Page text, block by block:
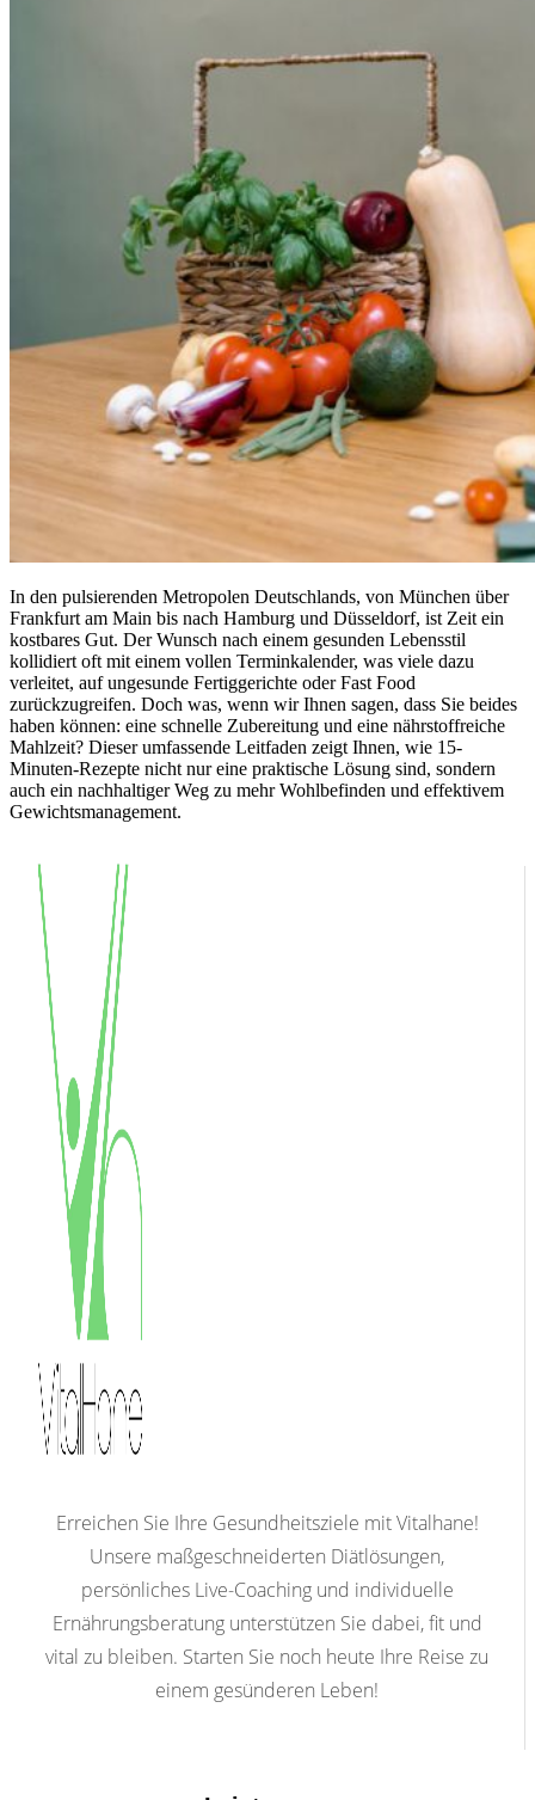
In den pulsierenden Metropolen Deutschlands, von München über
Frankfurt am Main bis nach Hamburg und Düsseldorf, ist Zeit ein
kostbares Gut. Der Wunsch nach einem gesunden Lebensstil
kollidiert oft mit einem vollen Terminkalender, was viele dazu
verleitet, auf ungesunde Fertiggerichte oder Fast Food
zurückzugreifen. Doch was, wenn wir Ihnen sagen, dass Sie beides
haben können: eine schnelle Zubereitung und eine nährstoffreiche
Mahlzeit? Dieser umfassende Leitfaden zeigt Ihnen, wie 15-
Minuten-Rezepte nicht nur eine praktische Lösung sind, sondern
auch ein nachhaltiger Weg zu mehr Wohlbefinden und effektivem
Gewichtsmanagement.
Erreichen Sie Ihre Gesundheitsziele mit Vitalhane!
Unsere maßgeschneiderten Diätlösungen,
persönliches Live-Coaching und individuelle
Ernährungsberatung unterstützen Sie dabei, fit und
vital zu bleiben. Starten Sie noch heute Ihre Reise zu
einem gesünderen Leben!